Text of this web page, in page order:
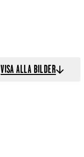
VISA ALLA BILDER